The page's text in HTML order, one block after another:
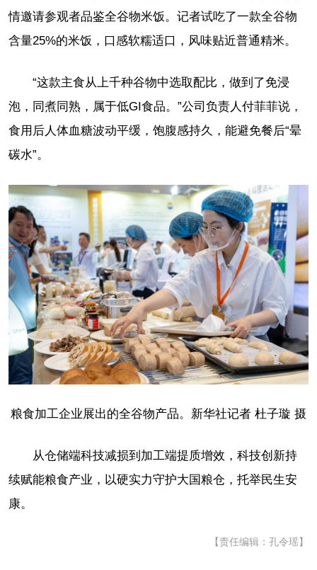
情邀请参观者品鉴全谷物米饭。记者试吃了一款全谷物
含量25%的米饭，口感软糯适口，风味贴近普通精米。
“这款主食从上千种谷物中选取配比，做到了免浸
泡，同煮同熟，属于低GI食品。”公司负责人付菲菲说，
食用后人体血糖波动平缓，饱腹感持久，能避免餐后“晕
碳水”。
粮食加工企业展出的全谷物产品。新华社记者 杜子璇 摄
从仓储端科技减损到加工端提质增效，科技创新持
续赋能粮食产业，以硬实力守护大国粮仓，托举民生安
康。
【责任编辑：孔令瑶】